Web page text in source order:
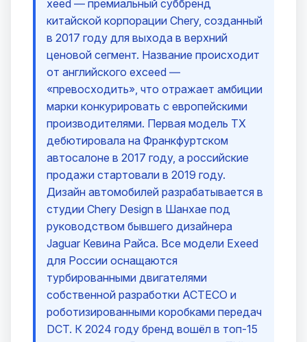
xeed — премиальный суббренд
китайской корпорации Chery, созданный
в 2017 году для выхода в верхний
ценовой сегмент. Название происходит
от английского exceed —
«превосходить», что отражает амбиции
марки конкурировать с европейскими
производителями. Первая модель TX
дебютировала на Франкфуртском
автосалоне в 2017 году, а российские
продажи стартовали в 2019 году.
Дизайн автомобилей разрабатывается в
студии Chery Design в Шанхае под
руководством бывшего дизайнера
Jaguar Кевина Райса. Все модели Exeed
для России оснащаются
турбированными двигателями
собственной разработки ACTECO и
роботизированными коробками передач
DCT. К 2024 году бренд вошёл в топ-15